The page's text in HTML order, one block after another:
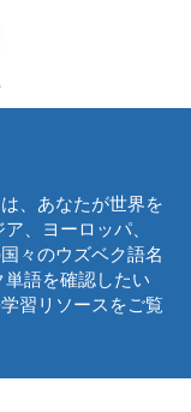
、あなたが世界を
、ヨーロッパ、
々のウズベク語名
語を確認したい
習リソースをご覧